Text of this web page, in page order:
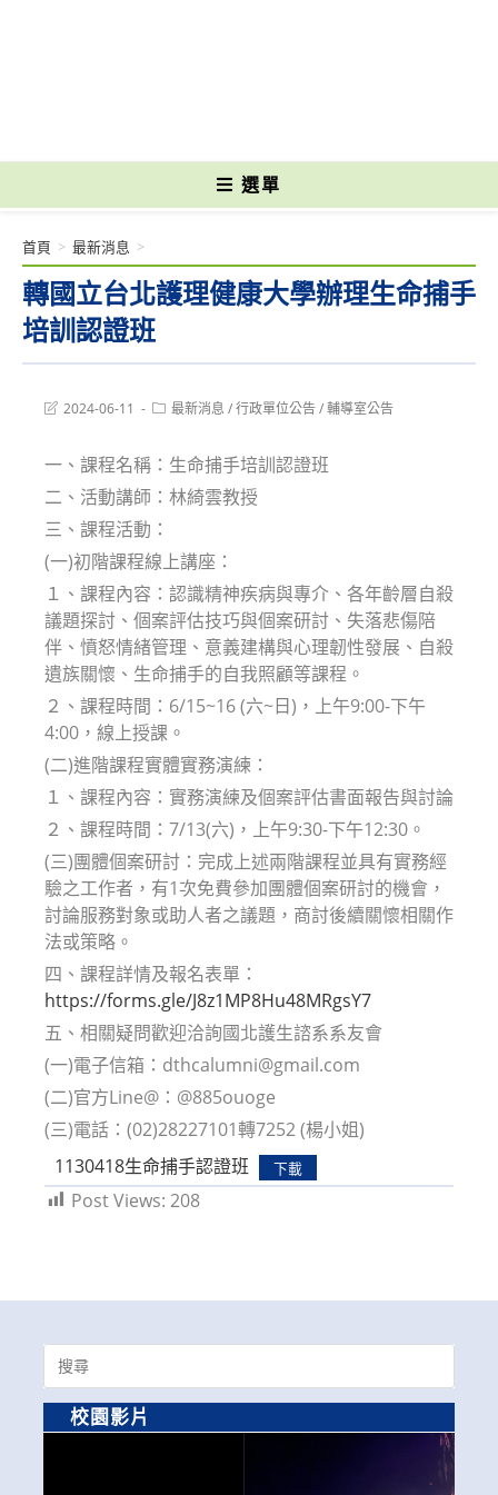
選單
轉國立台北護理健康大學辦理生命捕手
培訓認證班
首頁 > 最新消息 >
Post2024-06-11
Post最新消息 /行政單位公告/輔導室公告
一、課程名稱：生命捕手培訓認證班
二、活動講師：林綺雲教授
三、課程活動：
(一)初階課程線上講座：
１、課程內容：認識精神疾病與專介、各年齡層自殺
議題探討、個案評估技巧與個案研討、失落悲傷陪
伴、憤怒情緒管理、意義建構與心理韌性發展、自殺
遺族關懷、生命捕手的自我照顧等課程。
２、課程時間：6/15~16 (六~日)，上午9:00-下午
4:00，線上授課。
(二)進階課程實體實務演練：
１、課程內容：實務演練及個案評估書面報告與討論
２、課程時間：7/13(六)，上午9:30-下午12:30。
(三)團體個案研討：完成上述兩階課程並具有實務經
驗之工作者，有1次免費參加團體個案研討的機會，
討論服務對象或助人者之議題，商討後續關懷相關作
法或策略。
四、課程詳情及報名表單：
https://forms.gle/J8z1MP8Hu48MRgsY7
五、相關疑問歡迎洽詢國北護生諮系系友會
(一)電子信箱：dthcalumni@gmail.com
(二)官方Line@：@885ouoge
(三)電話：(02)28227101轉7252 (楊小姐)
1130418生命捕手認證班
下載
Post Views: 208
Search
for:
校園影片